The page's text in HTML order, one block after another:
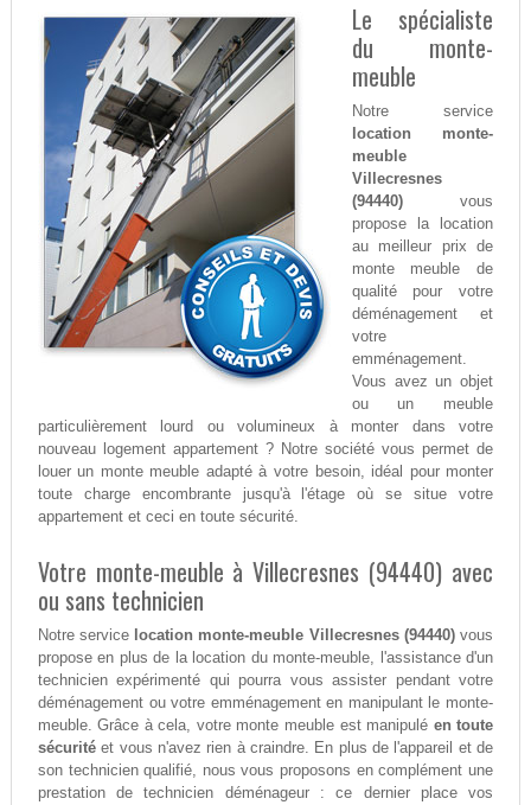
Le spécialiste
du monte-
meuble
Notre service
location monte-
meuble
Villecresnes
(94440)vous
propose la location
au meilleur prix de
monte meuble de
qualité pour votre
déménagement et
votre
emménagement.
Vous avez un objet
ou un meuble
particulièrement lourd ou volumineux à monter dans votre
nouveau logement appartement ? Notre société vous permet de
louer un monte meuble adapté à votre besoin, idéal pour monter
toute charge encombrante jusqu'à l'étage où se situe votre
appartement et ceci en toute sécurité.
Votre monte-meuble à Villecresnes (94440) avec
ou sans technicien
Notre service location monte-meuble Villecresnes (94440)vous
propose en plus de la location du monte-meuble, l'assistance d'un
technicien expérimenté qui pourra vous assister pendant votre
déménagement ou votre emménagement en manipulant le monte-
meuble. Grâce à cela, votre monte meuble est manipulé en toute
sécuritéet vous n'avez rien à craindre. En plus de l'appareil et de
son technicien qualifié, nous vous proposons en complément une
prestation de technicien déménageur : ce dernier place vos